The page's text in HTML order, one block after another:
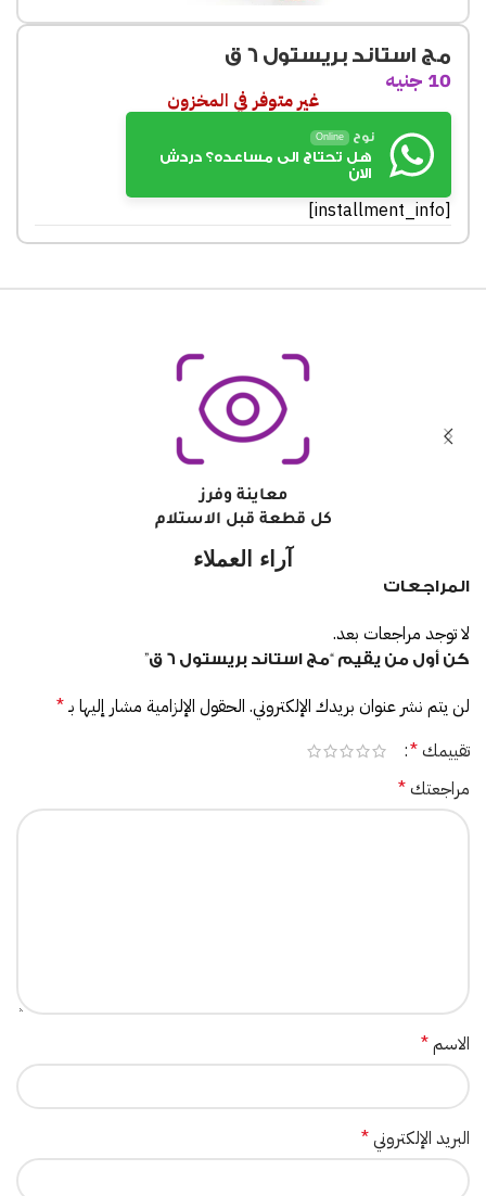
مج استاند بريستول 6 ق
10 جنيه
غير متوفر في المخزون
نوح Online
هل تحتاج الى مساعده؟ دردش
الان
[installment_info]
معاينة وفرز
كل قطعة قبل الاستلام
آراء العملاء
المراجعات
لا توجد مراجعات بعد.
كن أول من يقيم “مج استاند بريستول 6 ق”
لن يتم نشر عنوان بريدك الإلكتروني. الحقول الإلزامية مشار إليها بـ*
تقييمك*
مراجعتك*
الاسم*
البريد الإلكتروني*